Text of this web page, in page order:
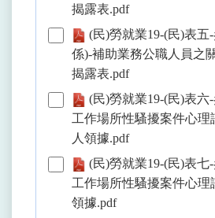
揭露表.pdf
(民)勞就業19-(民)表五
係)-補助業務公職人員之
揭露表.pdf
(民)勞就業19-(民)表六
工作場所性騷擾案件心理
人領據.pdf
(民)勞就業19-(民)表七
工作場所性騷擾案件心理
領據.pdf